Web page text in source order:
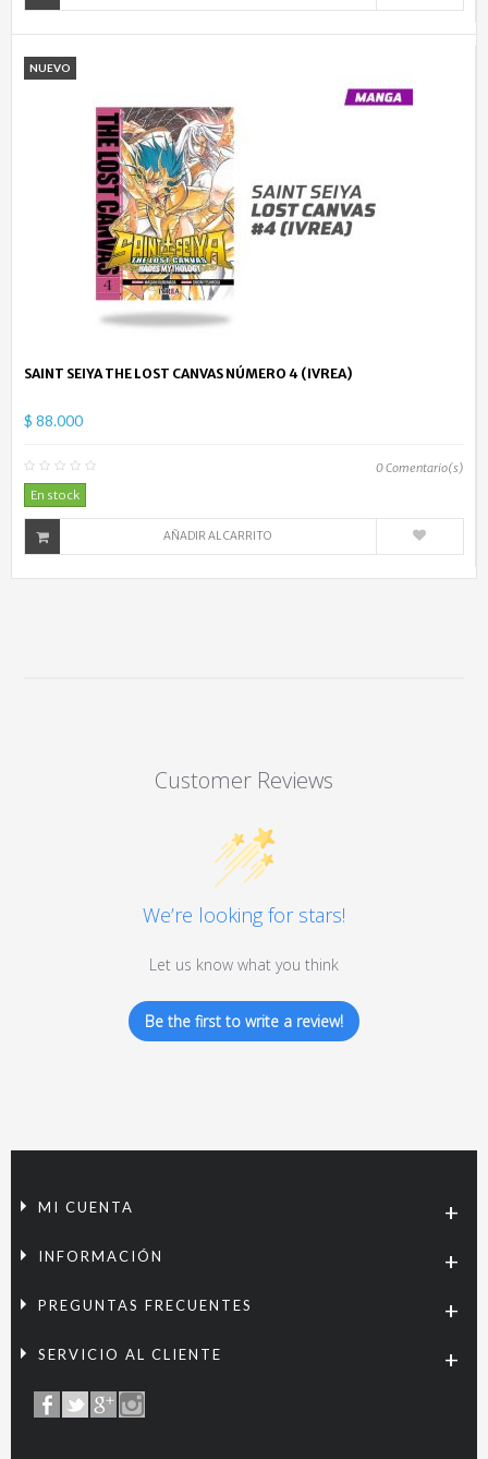
NUEVO
SAINT SEIYA THE LOST CANVAS NÚMERO 4 (IVREA)
$ 88.000
0Comentario(s)
En stock
AÑADIR AL CARRITO
Customer Reviews
We’re looking for stars!
Let us know what you think
Be the first to write a review!
MI CUENTA
INFORMACIÓN
PREGUNTAS FRECUENTES
SERVICIO AL CLIENTE